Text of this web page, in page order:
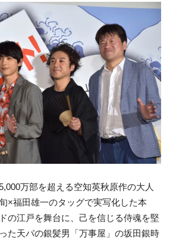
万部を超える空知英秋原作の大人
×福田雄一のタッグで実写化した本
の江戸を舞台に、己を信じる侍魂を堅
た天パの銀髪男「万事屋」の坂田銀時